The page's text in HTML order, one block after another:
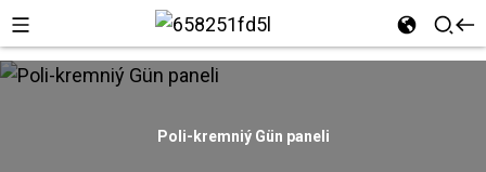
Poli-kremniý Gün paneli